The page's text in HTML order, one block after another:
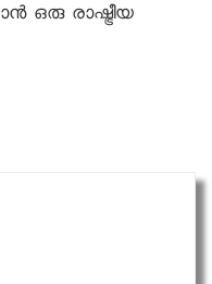
ഒരു രാഷ്ട്രീയ